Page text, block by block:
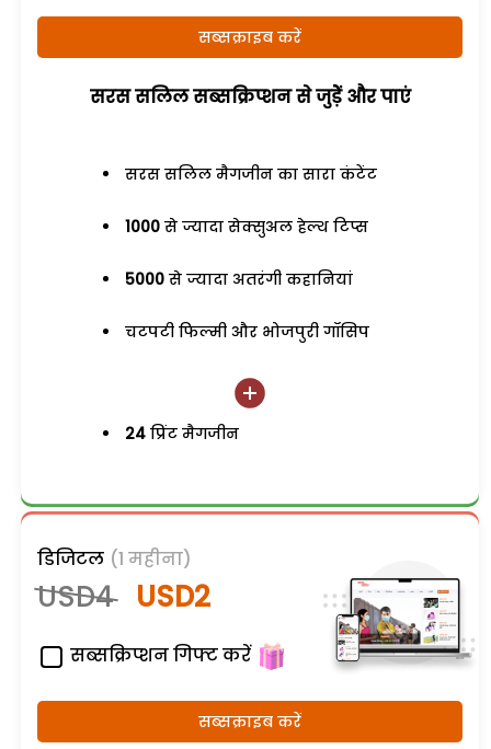
सब्सक्राइब करें
सरस सलिल सब्सक्रिप्शन से जुड़ेें और पाएं
सरस सलिल मैगजीन का सारा कंटेंट
1000 से ज्यादा सेक्सुअल हेल्थ टिप्स
5000 से ज्यादा अतरंगी कहानियां
चटपटी फिल्मी और भोजपुरी गॉसिप
24 प्रिंट मैगजीन
डिजिटल (1 महीना)
USD4 USD2
सब्सक्रिप्शन गिफ्ट करें
सब्सक्राइब करें